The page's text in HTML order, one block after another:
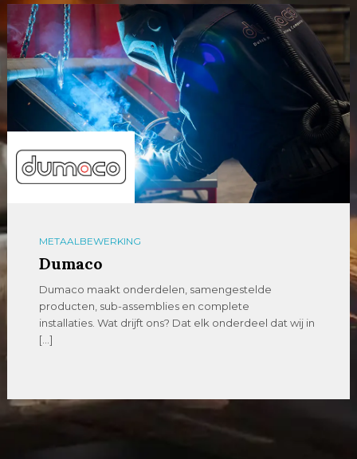
METAALBEWERKING
Dumaco
Dumaco maakt onderdelen, samengestelde
producten, sub-assemblies en complete
installaties. Wat drijft ons? Dat elk onderdeel dat wij in
[…]